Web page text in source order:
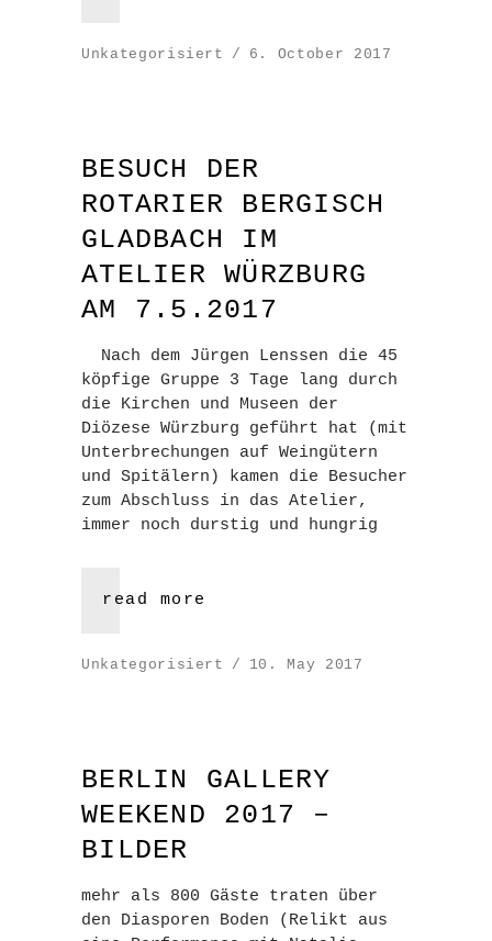
Unkategorisiert 6. October 2017
BESUCH DER
ROTARIER BERGISCH
GLADBACH IM
ATELIER WÜRZBURG
AM 7.5.2017
Nach dem Jürgen Lenssen die 45
köpfige Gruppe 3 Tage lang durch
die Kirchen und Museen der
Diözese Würzburg geführt hat (mit
Unterbrechungen auf Weingütern
und Spitälern) kamen die Besucher
zum Abschluss in das Atelier,
immer noch durstig und hungrig
read more
Unkategorisiert 10. May 2017
BERLIN GALLERY
WEEKEND 2017 –
BILDER
mehr als 800 Gäste traten über
den Diasporen Boden (Relikt aus